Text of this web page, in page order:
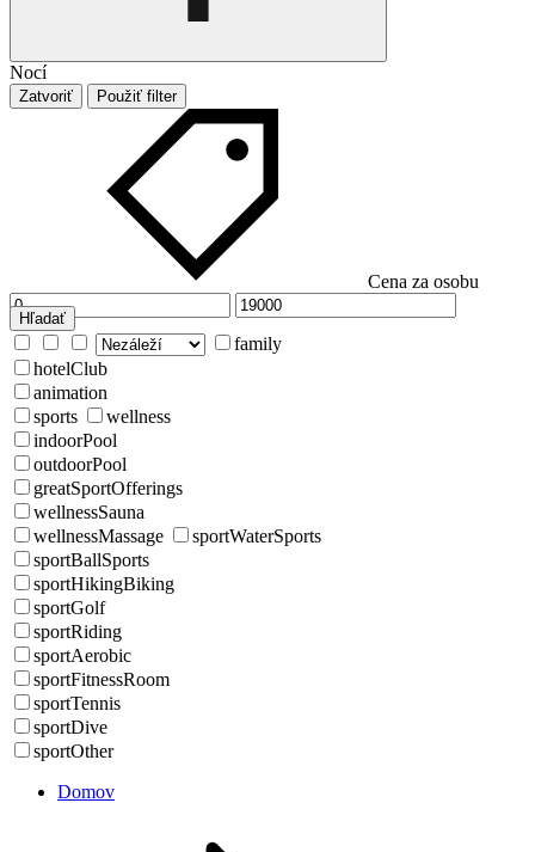
Nocí
Zatvoriť Použiť filter
Cena za osobu
Hľadať
family
hotelClub
animation
sports
wellness
indoorPool
outdoorPool
greatSportOfferings
wellnessSauna
wellnessMassage
sportWaterSports
sportBallSports
sportHikingBiking
sportGolf
sportRiding
sportAerobic
sportFitnessRoom
sportTennis
sportDive
sportOther
Domov